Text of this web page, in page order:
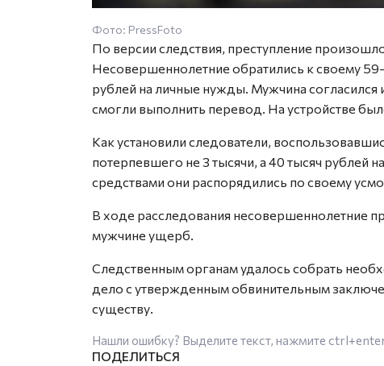
Фото: PressFoto
По версии следствия, преступление
Несовершеннолетние обратились к своему
рублей на личные нужды. Мужчина
смогли выполнить перевод. На устройстве
Как установили следователи,
потерпевшего не 3 тысячи, а 40 тысяч рублей
средствами они распорядились по своему
В ходе расследования несовершеннолетние
мужчине ущерб.
Следственным органам удалось собрать
дело с утвержденным обвинительным
существу.
Нашли ошибку? Выделите текст, нажмите